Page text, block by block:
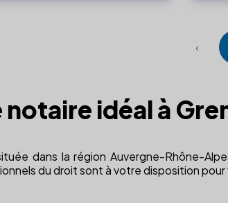
‹
notaire idéal à
dans la région Auvergne-Rhône-
du droit sont à votre disposition